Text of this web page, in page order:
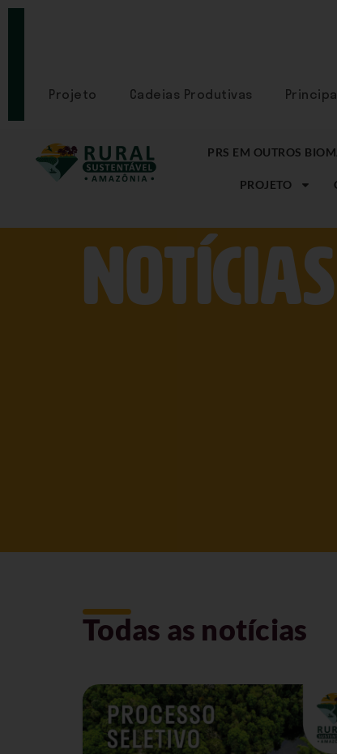
SE
Projeto Cadeias Produtivas
PRS EM OUTROS
PROJETO
NOtícias
Todas as notícias